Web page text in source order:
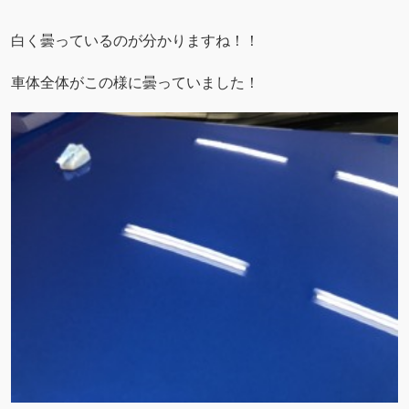
白く曇っているのが分かりますね！！
車体全体がこの様に曇っていました！